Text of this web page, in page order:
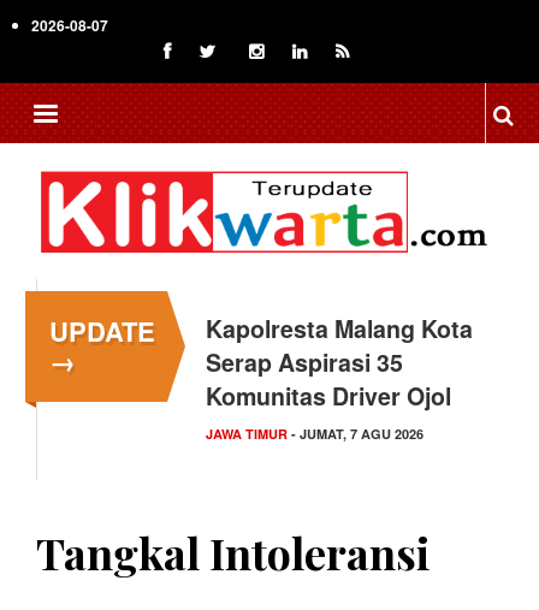
to
content
2026-08-07
UPDATE
→
Kapolresta Malang Kota
Serap Aspirasi 35
Komunitas Driver Ojol
JAWA TIMUR - JUMAT, 7 AGU 2026
Tangkal Intoleransi